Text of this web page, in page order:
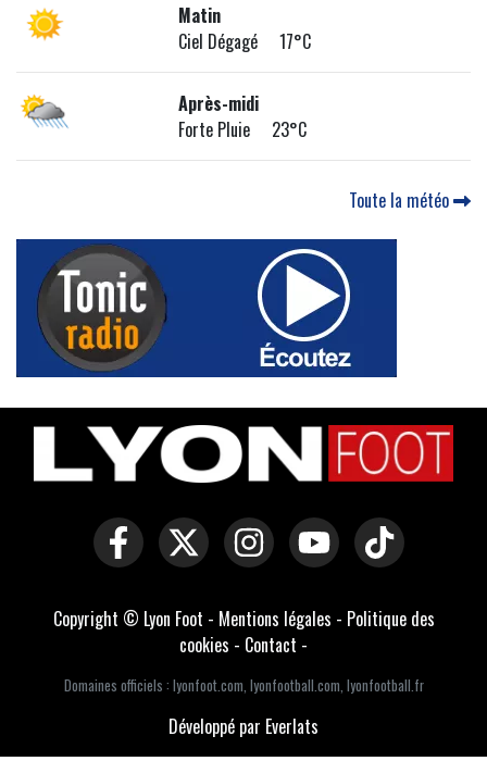
Matin
Ciel Dégagé 17°C
Après-midi
Forte Pluie 23°C
Toute la météo
Copyright © Lyon Foot - Mentions légales - Politique des
cookies - Contact -
Domaines officiels : lyonfoot.com, lyonfootball.com, lyonfootball.fr
Développé par Everlats